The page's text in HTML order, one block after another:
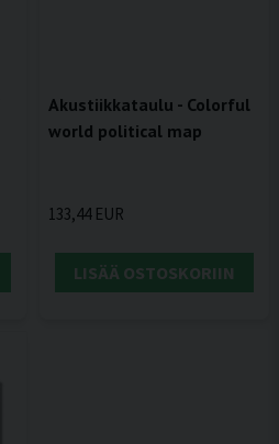
Akustiikkataulu - Colorful
world political map
133,44 EUR
LISÄÄ OSTOSKORIIN